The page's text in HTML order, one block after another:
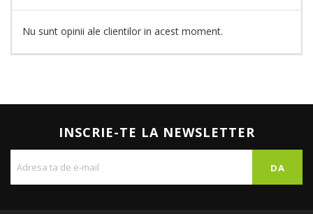
Nu sunt opinii ale clientilor in acest moment.
INSCRIE-TE LA NEWSLETTER